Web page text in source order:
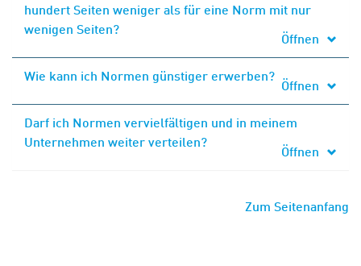
hundert Seiten weniger als für eine Norm mit nur
wenigen Seiten?
Öffnen
Wie kann ich Normen günstiger erwerben?
Öffnen
Darf ich Normen vervielfältigen und in meinem
Unternehmen weiter verteilen?
Öffnen
Zum Seitenanfang